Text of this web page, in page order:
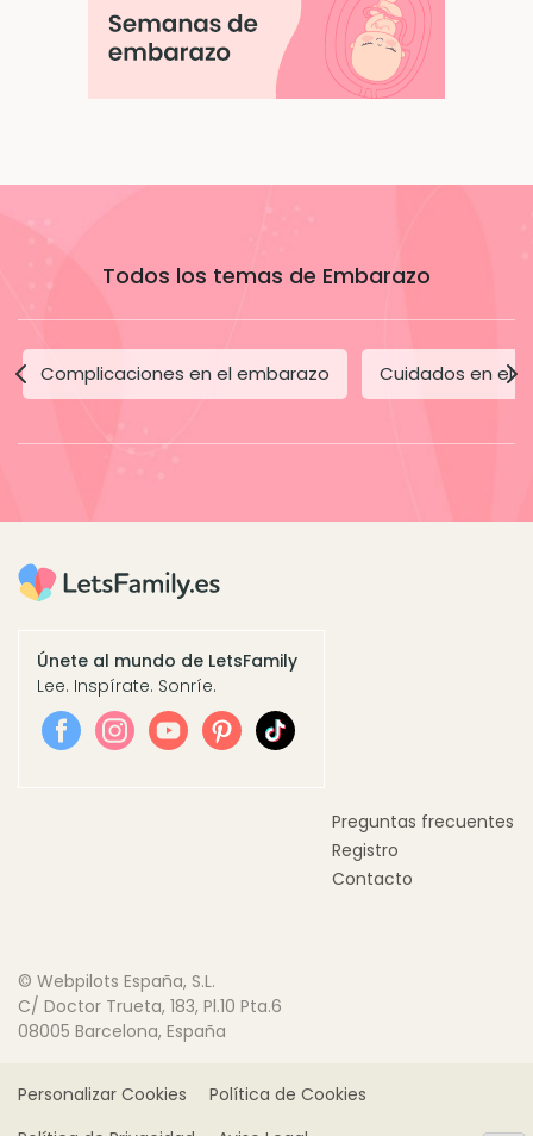
Todos los temas de Embarazo
Complicaciones en el embarazo Cuidados en el
Únete al mundo de LetsFamily
Lee. Inspírate. Sonríe.
Preguntas frecuentes
Registro
Contacto
© Webpilots España, S.L.
C/ Doctor Trueta, 183, Pl.10 Pta.6
08005 Barcelona, España
Personalizar Cookies
Política de Cookies